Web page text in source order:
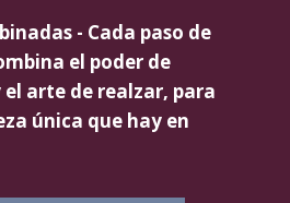
- Cada paso de
el poder de
arte de realzar, para
única que hay en